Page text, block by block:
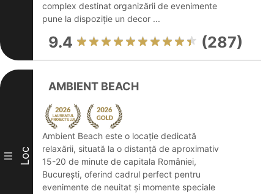
complex destinat organizării de evenimente
pune la dispoziție un decor ...
9.4 (287)
III Loc
AMBIENT BEACH
Ambient Beach este o locație dedicată
relaxării, situată la o distanță de aproximativ
15-20 de minute de capitala României,
București, oferind cadrul perfect pentru
evenimente de neuitat și momente speciale